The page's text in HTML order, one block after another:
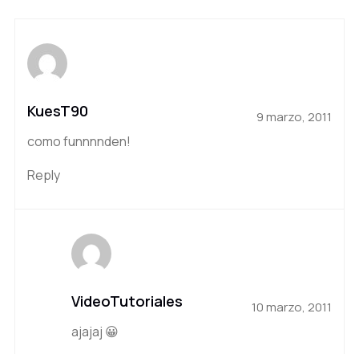
KuesT90 9 marzo, 2011
como funnnnden!
Reply
VideoTutoriales 10 marzo, 2011
ajajaj 😀